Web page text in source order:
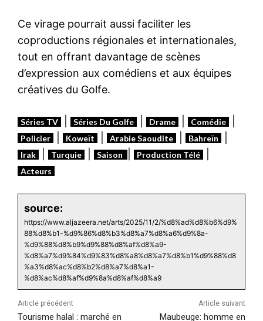
Ce virage pourrait aussi faciliter les
coproductions régionales et internationales,
tout en offrant davantage de scènes
d’expression aux comédiens et aux équipes
créatives du Golfe.
Séries TV Séries Du Golfe Drame Comédie
Policier Koweït Arabie Saoudite Bahreïn
Irak Turquie Saison Production Télé
Acteurs
source:
https://www.aljazeera.net/arts/2025/11/2/%d8%ad%d8%b6%d9%
88%d8%b1-%d9%86%d8%b3%d8%a7%d8%a6%d9%8a-
%d9%88%d8%b9%d9%88%d8%af%d8%a9-
%d8%a7%d9%84%d9%83%d8%a8%d8%a7%d8%b1%d9%88%d8
%a3%d8%ac%d8%b2%d8%a7%d8%a1-
%d8%ac%d8%af%d9%8a%d8%af%d8%a9
Article précédent
Tourisme halal : marché en
Article suivant
Maubeuge: homme en